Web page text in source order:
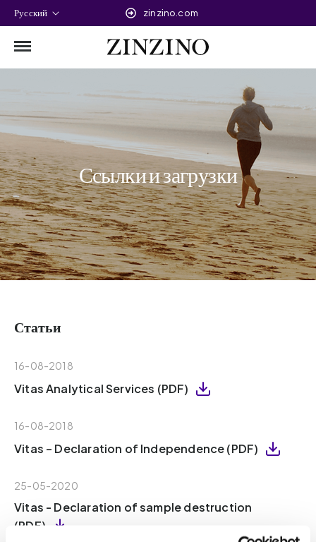
Русский zinzino.com
Ссылки и загрузки
Статьи
16-08-2018
Vitas Analytical Services (PDF)
16-08-2018
Vitas – Declaration of Independence (PDF)
25-05-2020
Vitas - Declaration of sample destruction
(PDF)